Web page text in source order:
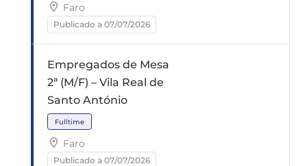
Fulltime
Faro
Publicado a 07/07/2026
Empregados de Mesa
2ª (M/F) – Vila Real de
Santo António
Faro
Publicado a 07/07/2026